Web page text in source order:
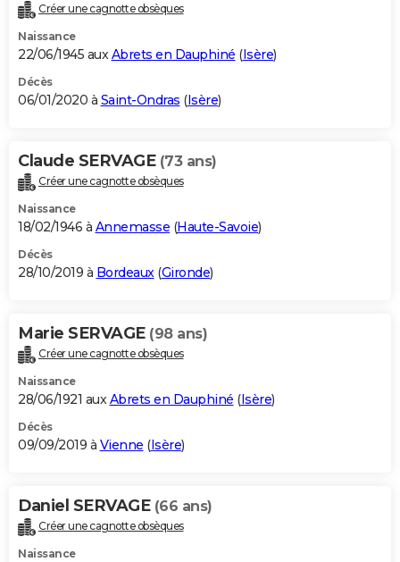
Créer une cagnotte obsèques
Naissance
22/06/1945 auxAbrets en Dauphiné (Isère)
Décès
06/01/2020 à Saint-Ondras (Isère)
Claude SERVAGE (73 ans)
Créer une cagnotte obsèques
Naissance
18/02/1946 à Annemasse (Haute-Savoie)
Décès
28/10/2019 à Bordeaux(Gironde)
Marie SERVAGE (98 ans)
Créer une cagnotte obsèques
Naissance
28/06/1921 auxAbrets en Dauphiné (Isère)
Décès
09/09/2019 à Vienne (Isère)
Daniel SERVAGE (66 ans)
Créer une cagnotte obsèques
Naissance